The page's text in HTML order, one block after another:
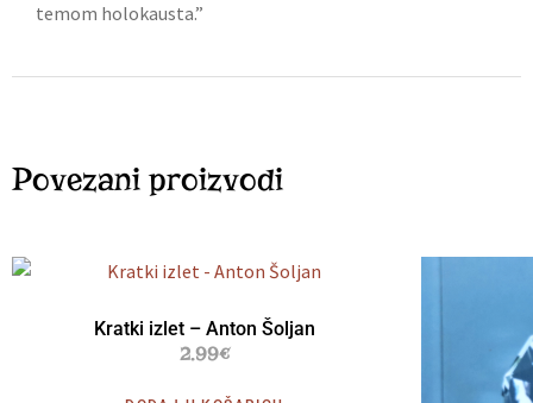
temom holokausta.”
Povezani proizvodi
Kratki izlet – Anton Šoljan
2.99€